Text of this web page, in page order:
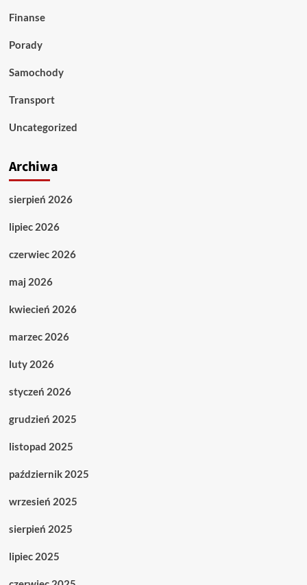
Finanse
Porady
Samochody
Transport
Uncategorized
Archiwa
sierpień 2026
lipiec 2026
czerwiec 2026
maj 2026
kwiecień 2026
marzec 2026
luty 2026
styczeń 2026
grudzień 2025
listopad 2025
październik 2025
wrzesień 2025
sierpień 2025
lipiec 2025